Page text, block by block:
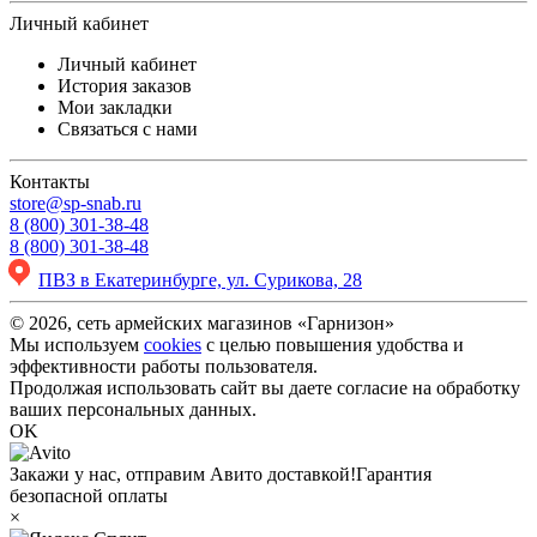
Личный кабинет
Личный кабинет
История заказов
Мои закладки
Связаться с нами
Контакты
store@sp-snab.ru
8 (800) 301-38-48
8 (800) 301-38-48
ПВЗ в Екатеринбурге, ул. Сурикова, 28
© 2026, сеть армейских магазинов «Гарнизон»
Мы используем cookies с целью повышения удобства и
эффективности работы пользователя.
Продолжая использовать сайт вы даете согласие на обработку
ваших персональных данных.
OK
Закажи у нас, отправим Авито доставкой!Гарантия
безопасной оплаты
×